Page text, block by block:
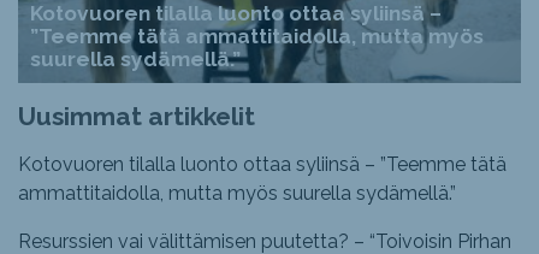
Kotovuoren tilalla luonto ottaa syliinsä –
”Teemme tätä ammattitaidolla, mutta myös
suurella sydämellä.”
Uusimmat artikkelit
Kotovuoren tilalla luonto ottaa syliinsä – ”Teemme tätä
ammattitaidolla, mutta myös suurella sydämellä.”
Resurssien vai välittämisen puutetta? – “Toivoisin Pirhan